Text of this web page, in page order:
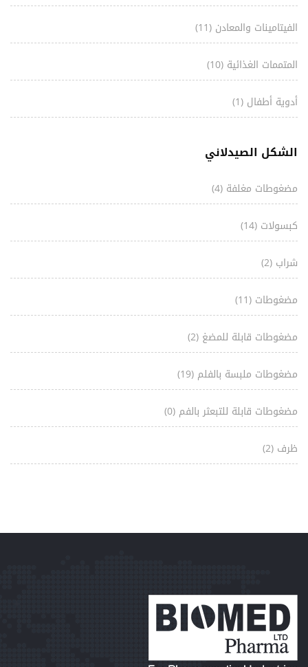
الفيتامينات والمعادن (11)
المتممات الغذائية (10)
أدوية أطفال (1)
الشكل الصيدلاني
مضغوطات مغلفة (4)
كبسولات (14)
شراب (2)
مضغوطات (11)
مضغوطات قابلة للمضغ (2)
مضغوطات ملبسة بالفلم (19)
مضغوطات قابلة للتبعثر بالفم (0)
ظرف (2)